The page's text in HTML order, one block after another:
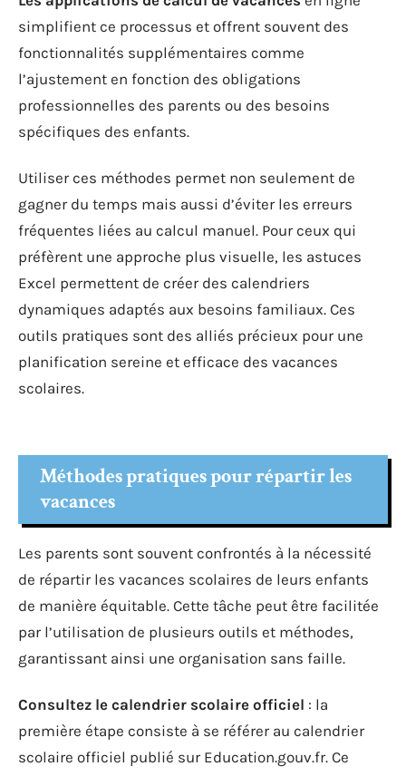
simplifient ce processus et offrent souvent des
fonctionnalités supplémentaires comme
l’ajustement en fonction des obligations
professionnelles des parents ou des besoins
spécifiques des enfants.
Utiliser ces méthodes permet non seulement de
gagner du temps mais aussi d’éviter les erreurs
fréquentes liées au calcul manuel. Pour ceux qui
préfèrent une approche plus visuelle, les astuces
Excel permettent de créer des calendriers
dynamiques adaptés aux besoins familiaux. Ces
outils pratiques sont des alliés précieux pour une
planification sereine et efficace des vacances
scolaires.
Méthodes pratiques pour répartir les
vacances
Les parents sont souvent confrontés à la nécessité
de répartir les vacances scolaires de leurs enfants
de manière équitable. Cette tâche peut être facilitée
par l’utilisation de plusieurs outils et méthodes,
garantissant ainsi une organisation sans faille.
Consultez le calendrier scolaire officiel : la
première étape consiste à se référer au calendrier
scolaire officiel publié sur Education.gouv.fr. Ce